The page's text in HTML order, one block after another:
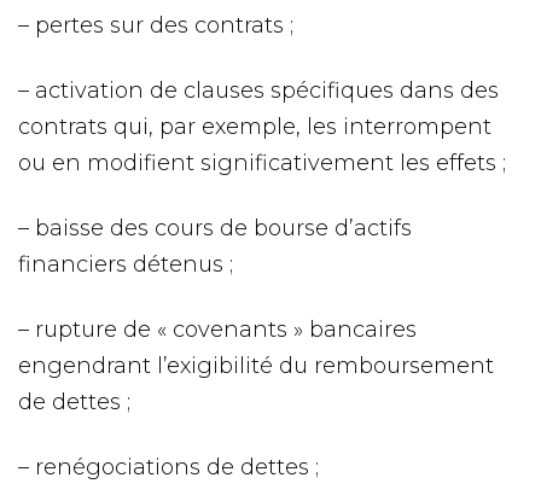
– pertes sur des contrats ;
– activation de clauses spécifiques dans des
contrats qui, par exemple, les interrompent
ou en modifient significativement les effets ;
– baisse des cours de bourse d’actifs
financiers détenus ;
– rupture de « covenants » bancaires
engendrant l’exigibilité du remboursement
de dettes ;
– renégociations de dettes ;